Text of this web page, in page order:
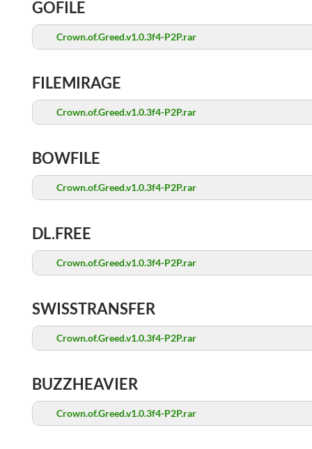
GOFILE
Crown.of.Greed.v1.0.3f4-P2P.rar
FILEMIRAGE
Crown.of.Greed.v1.0.3f4-P2P.rar
BOWFILE
Crown.of.Greed.v1.0.3f4-P2P.rar
DL.FREE
Crown.of.Greed.v1.0.3f4-P2P.rar
SWISSTRANSFER
Crown.of.Greed.v1.0.3f4-P2P.rar
BUZZHEAVIER
Crown.of.Greed.v1.0.3f4-P2P.rar